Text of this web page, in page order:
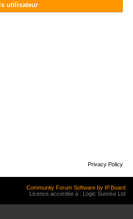
utilisateur
Privacy Policy
Community Forum Software by IP.Board
Licence accordée à : Logic Sunrise Ltd